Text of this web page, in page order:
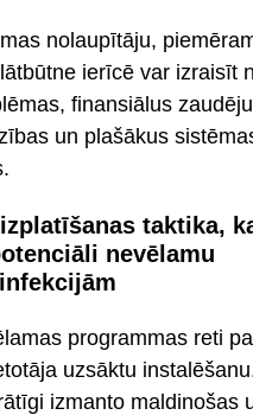
nolaupītāju,
ierīcē var izraisīt
finansiālus
un plašākus
taktika,
nevēlamu
programmas reti
uzsāktu
izmanto maldinošas